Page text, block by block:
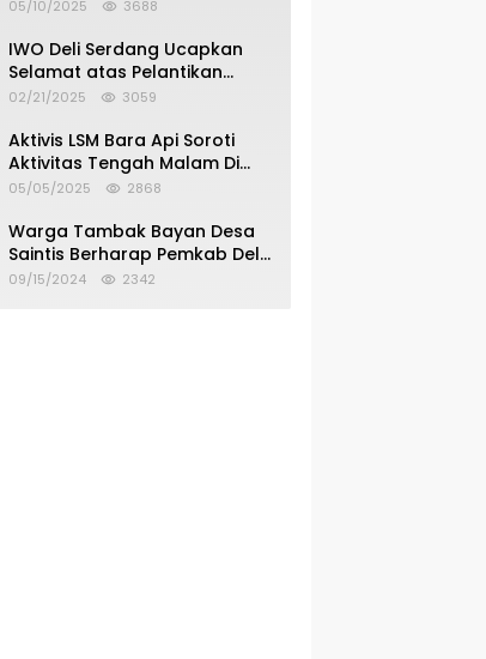
05/10/2025 3688
IWO Deli Serdang Ucapkan
Selamat atas Pelantikan
Bupati dan Wakil Bupati Deli
02/21/2025 3059
Aktivis LSM Bara Api Soroti
Aktivitas Tengah Malam Di
SPBU 14.213.228 Bandar Tinggi
05/05/2025 2868
Warga Tambak Bayan Desa
Saintis Berharap Pemkab Deli
Serdang Atasi Banjir
09/15/2024 2342